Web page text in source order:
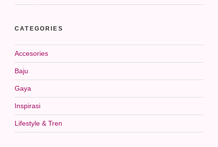
CATEGORIES
Accesories
Baju
Gaya
Inspirasi
Lifestyle & Tren